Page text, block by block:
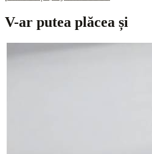
V-ar putea plăcea și